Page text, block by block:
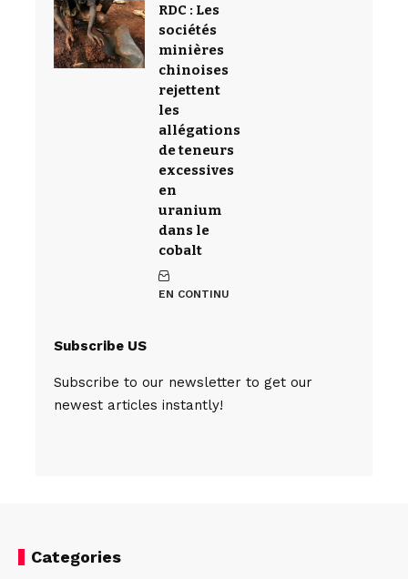
RDC : Les
sociétés
minières
chinoises
rejettent
les
allégations
de teneurs
excessives
en
uranium
dans le
cobalt
EN CONTINU
Subscribe US
Subscribe to our newsletter to get our
newest articles instantly!
Categories